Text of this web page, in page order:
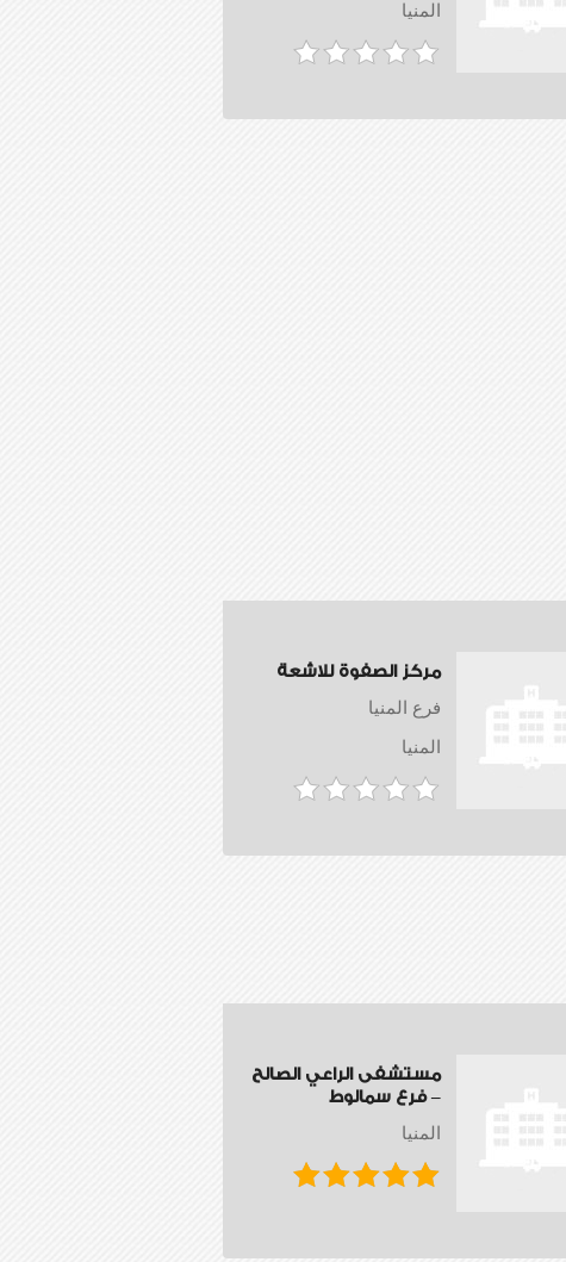
المنيا
مركز الصفوة للاشعة
فرع المنيا
المنيا
مستشفى الراعي الصالح
– فرع سمالوط
المنيا